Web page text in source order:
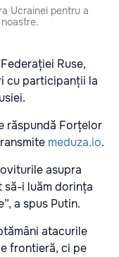
Ucrainei pentru a
Ruse,
cu participanții la
răspundă Forțelor
meduza.io.
asupra
i luăm dorința
a spus Putin.
atacurile
frontieră, ci pe